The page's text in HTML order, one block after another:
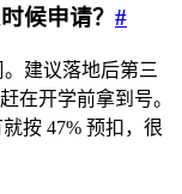
候申请？ #
建议落地后第三
在开学前拿到号。
按 47% 预扣，很